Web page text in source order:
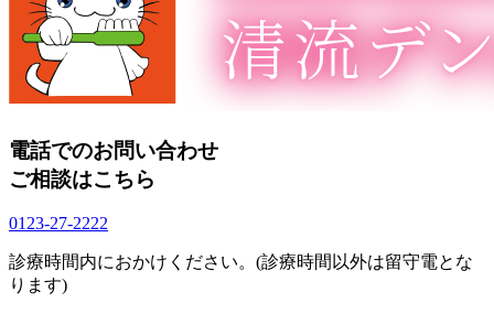
電話でのお問い合わせ
ご相談はこちら
0123-27-2222
診療時間内におかけください。(診療時間以外は留守電とな
ります)